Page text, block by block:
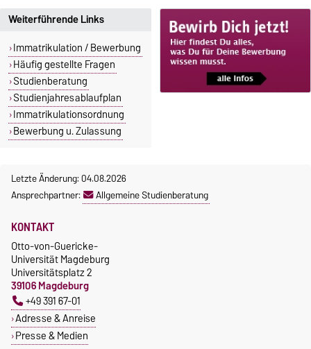
Weiterführende Links
Immatrikulation / Bewerbung
Häufig gestellte Fragen
Studienberatung
Studienjahresablaufplan
Immatrikulationsordnung
Bewerbung u. Zulassung
Letzte Änderung: 04.08.2026
Ansprechpartner:
Allgemeine Studienberatung
KONTAKT
Otto-von-Guericke-
Universität Magdeburg
Universitätsplatz 2
39106 Magdeburg
+49 391 67-01
Adresse & Anreise
Presse & Medien